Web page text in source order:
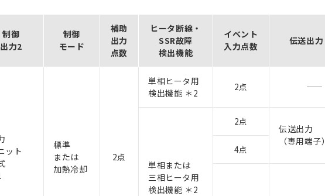
制御
出力2
制御
モード
補助
出力
点数
ヒータ断線・
SSR故障
検出機能
イベント
入力点数
伝送出力
ット
標準
または
加熱冷却
2点
単相ヒータ用
検出機能 ＊2
2点
単相または
三相ヒータ用
検出機能 ＊2
2点
伝送出力
（専用端子）
4点